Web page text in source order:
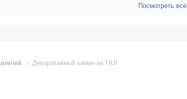
Посмотреть всё
Декоративный камин из ГКЛ